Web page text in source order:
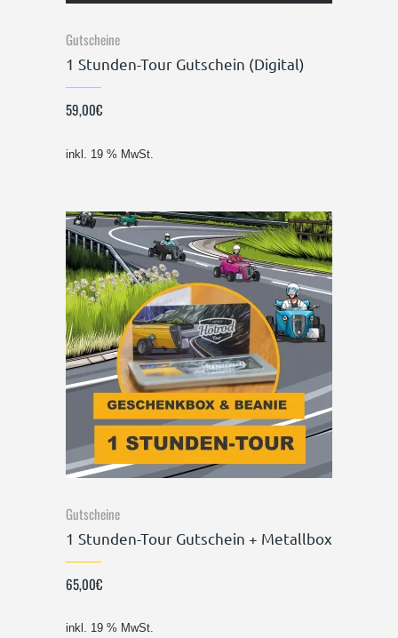
Gutscheine
1 Stunden-Tour Gutschein (Digital)
59,00€
inkl. 19 % MwSt.
Gutscheine
1 Stunden-Tour Gutschein + Metallbox
65,00€
inkl. 19 % MwSt.